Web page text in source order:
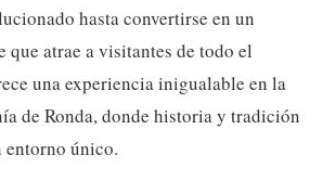
hasta convertirse en un
que atrae a visitantes de todo el
una experiencia inigualable en la
de Ronda, donde historia y tradición
entorno único.